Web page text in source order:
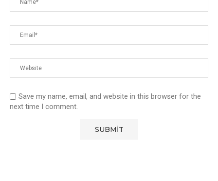
Save my name, email, and website in this browser for the
next time I comment.